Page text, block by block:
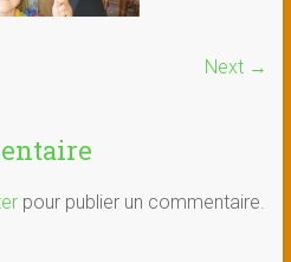
Next →
pour publier un commentaire.